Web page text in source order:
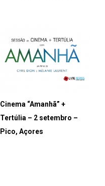
Cinema “Amanhã” +
Tertúlia – 2 setembro –
Pico, Açores